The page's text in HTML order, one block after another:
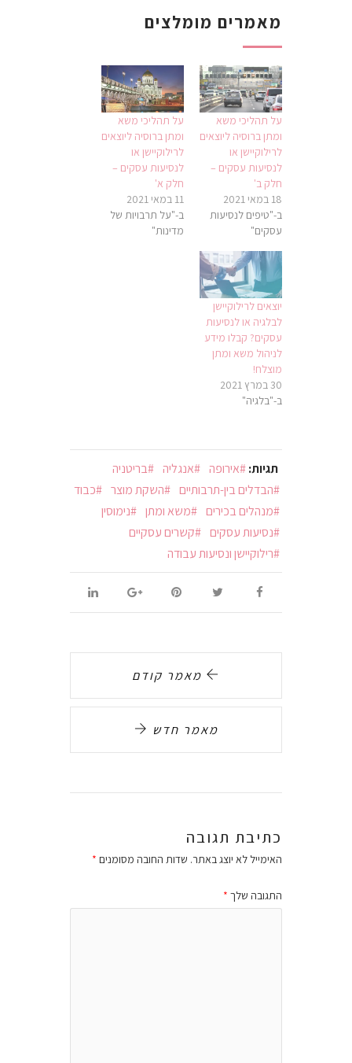
מאמרים מומלצים
על תהליכי משא
ומתן ברוסיה ליוצאים
לרילוקיישן או
לנסיעות עסקים –
חלק ב'
18 במאי 2021
ב-"טיפים לנסיעות
עסקים"
על תהליכי משא
ומתן ברוסיה ליוצאים
לרילוקיישן או
לנסיעות עסקים –
חלק א'
11 במאי 2021
ב-"על תרבויות של
מדינות"
יוצאים לרילוקיישן
לבלגיה או לנסיעות
עסקים? קבלו מידע
לניהול משא ומתן
מוצלח!
30 במרץ 2021
ב-"בלגיה"
תגיות: אירופה אנגליה
בריטניה
הבדלים בין-תרבותיים
השקת מוצר
כבוד
מנהלים בכירים
משא ומתן
נימוסין
נסיעות עסקים
קשרים עסקיים
רילוקיישן ונסיעות עבודה
מאמר קודם
מאמר חדש
כתיבת תגובה
האימייל לא יוצג באתר. שדות החובה מסומנים *
התגובה שלך *